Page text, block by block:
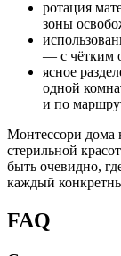
ротация
зоны
— с чётким
ясное
одной
и по
Монтессори дома
стерильной
быть очевидно,
каждый
FAQ